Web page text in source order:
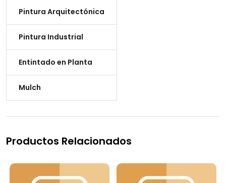
Pintura Arquitectónica
Pintura Industrial
Entintado en Planta
Mulch
Productos Relacionados